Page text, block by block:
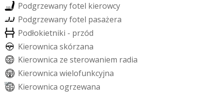
Podgrzewanyfotel kierowcy
Podgrzewanyfotel pasażera
Podłokietniki - przód
Kierownica skórzana
Kierownica ze sterowaniem radia
Kierownica wielofunkcyjna
Kierownica ogrzewana